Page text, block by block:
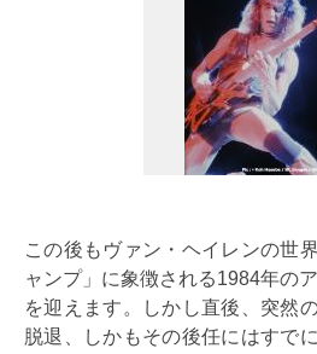
この後もヴァン・ヘイレンの世
ャンプ」に象徴される1984年の
を迎えます。しかし直後、突然
脱退、しかもその後任にはすで